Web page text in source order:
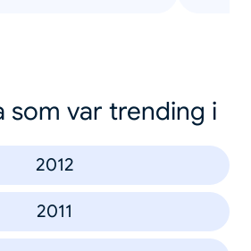
som var trending i
2012
2011